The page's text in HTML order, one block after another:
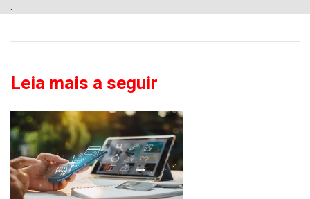
.
Leia mais a seguir